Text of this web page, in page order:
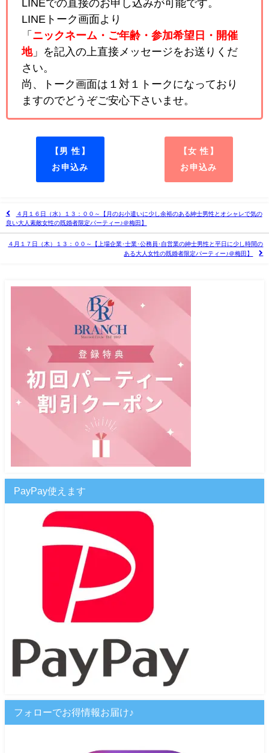
LINEでの直接のお申し込みが可能です。
LINEトーク画面より
「 ニックネーム・ご年齢・参加希望日・開催
地」を記入の上直接メッセージをお送りくだ
さい。
尚、トーク画面は１対１トークになっており
ますのでどうぞご安心下さいませ。
【男 性】
お申込み
【女 性】
お申込み
４月１６日（水）１３：００～【月のお小遣いに少し余裕のある紳士男性とオシャレで気の
良い大人素敵女性の既婚者限定パーティー♪＠梅田】
４月１７日（木）１３：００～【上場企業･士業･公務員･自営業の紳士男性と平日に少し時間の
ある大人女性の既婚者限定パーティー♪＠梅田】
PayPay使えます
フォローでお得情報お届け♪